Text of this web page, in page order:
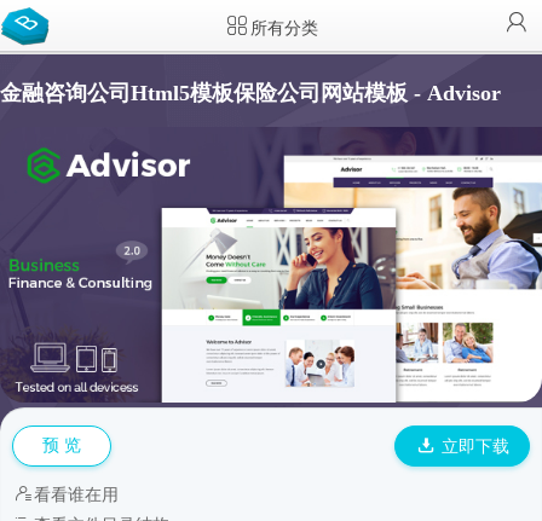
所有分类
金融咨询公司Html5模板保险公司网站模板 - Advisor
预 览 立即下载
看看谁在用